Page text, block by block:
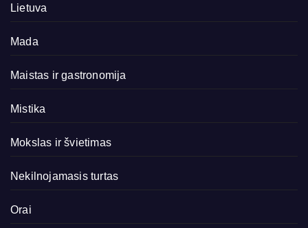
Lietuva
Mada
Maistas ir gastronomija
Mistika
Mokslas ir švietimas
Nekilnojamasis turtas
Orai